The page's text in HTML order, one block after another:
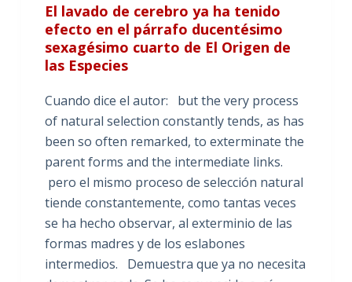
El lavado de cerebro ya ha tenido
efecto en el párrafo ducentésimo
sexagésimo cuarto de El Origen de
las Especies
Cuando dice el autor: but the very process
of natural selection constantly tends, as has
been so often remarked, to exterminate the
parent forms and the intermediate links.
pero el mismo proceso de selección natural
tiende constantemente, como tantas veces
se ha hecho observar, al exterminio de las
formas madres y de los eslabones
intermedios. Demuestra que ya no necesita